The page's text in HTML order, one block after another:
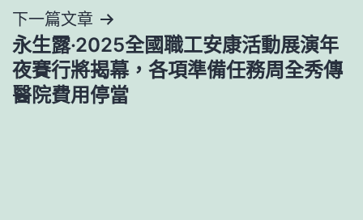
覽
下一篇文章
永生露·2025全國職工安康活動展演年
夜賽行將揭幕，各項準備任務周全秀傳
醫院費用停當